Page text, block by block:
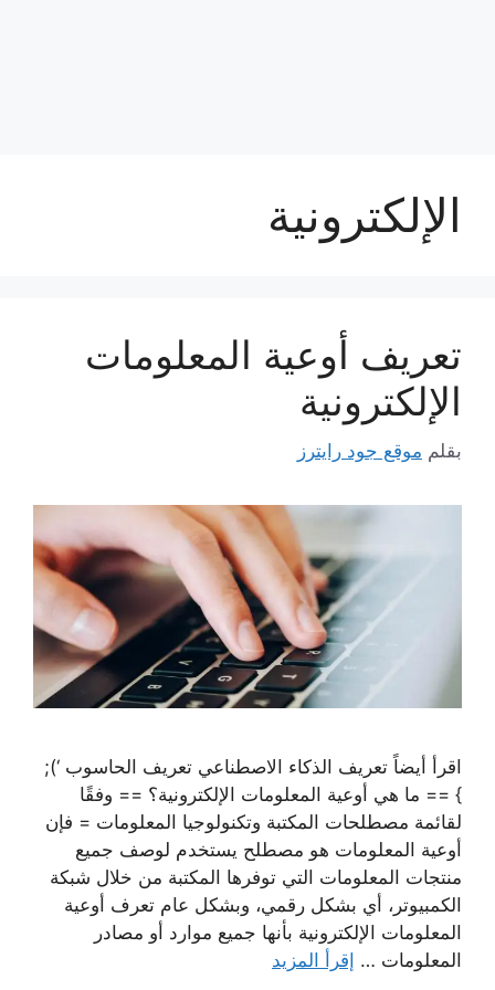
الإلكترونية
تعريف أوعية المعلومات
الإلكترونية
بقلم موقع جود رايترز
اقرأ أيضاً تعريف الذكاء الاصطناعي تعريف الحاسوب ‘);
} == ما هي أوعية المعلومات الإلكترونية؟ == وفقًا
لقائمة مصطلحات المكتبة وتكنولوجيا المعلومات = فإن
أوعية المعلومات هو مصطلح يستخدم لوصف جميع
منتجات المعلومات التي توفرها المكتبة من خلال شبكة
الكمبيوتر، أي بشكل رقمي، وبشكل عام تعرف أوعية
المعلومات الإلكترونية بأنها جميع موارد أو مصادر
المعلومات … إقرأ المزيد